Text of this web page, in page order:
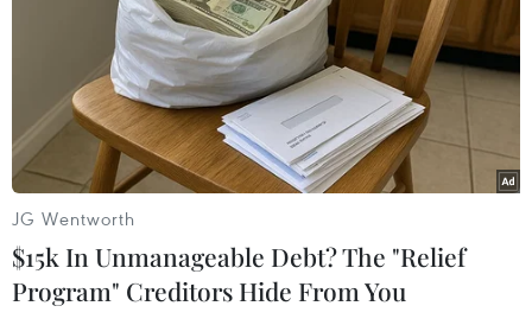
cho khách du lịch, bảo vệ thương hiệu hình ảnh
du lịch Vịnh Hạ Long./.
(TTXVN/Vietnam+)
JG Wentworth
$15k In Unmanageable Debt? The "Relief
Program" Creditors Hide From You